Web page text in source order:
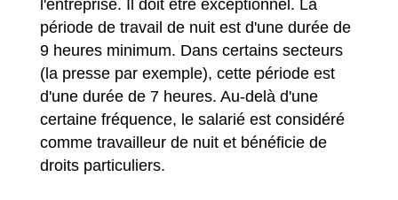
l'entreprise. Il doit être exceptionnel. La
période de travail de nuit est d'une durée de
9 heures minimum. Dans certains secteurs
(la presse par exemple), cette période est
d'une durée de 7 heures. Au-delà d'une
certaine fréquence, le salarié est considéré
comme travailleur de nuit et bénéficie de
droits particuliers.